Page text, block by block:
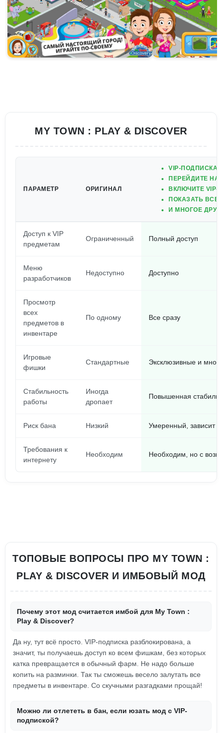
MY TOWN : PLAY & DISCOVER
ПАРАМЕТР ОРИГИНАЛ
VIP-ПОДПИСКА
ПЕРЕЙДИТЕ НА
ВКЛЮЧИТЕ VIP-
ПОКАЗАТЬ ВСЕ
И МНОГОЕ
Доступ к VIP
предметам
Ограниченный Полный доступ
Меню
разработчиков
Недоступно Доступно
Просмотр
всех
предметов в
инвентаре
По одному Все сразу
Игровые
фишки
Стандартные Эксклюзивные и
Стабильность
работы
Иногда
дропает
Повышенная
Риск бана Низкий Умеренный, зависит
Требования к
интернету
Необходим Необходим, но с
ТОПОВЫЕ ВОПРОСЫ ПРО MY TOWN :
PLAY & DISCOVER И ИМБОВЫЙ МОД
Почему этот мод считается имбой для My Town :
Play & Discover?
Да ну, тут всё просто. VIP-подписка разблокирована, а
значит, ты получаешь доступ ко всем фишкам, без которых
катка превращается в обычный фарм. Не надо больше
копить на разминки. Так ты сможешь весело залутать все
предметы в инвентаре. Со скучными разгадками прощай!
Можно ли отлететь в бан, если юзать мод с VIP-
подпиской?